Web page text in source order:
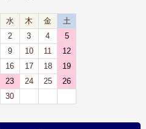
水 木 金
土
2 3 4
5
9 10 11
12
16 17 18
19
23 24 25
26
30